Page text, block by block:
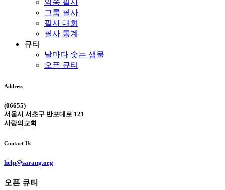
그룹 필사
필사 대회
필사 통계
큐티
날마다 솟는 샘물
오픈 큐티
Address
(06655)
서울시 서초구 반포대로 121
사랑의교회
Contact Us
help@sarang.org
오픈 큐티